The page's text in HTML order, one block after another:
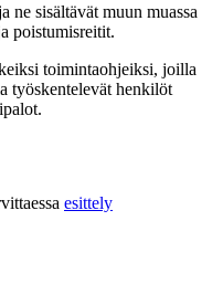
ne sisältävät muun muassa
poistumisreitit.
toimintaohjeiksi, joilla
työskentelevät henkilöt
esittely